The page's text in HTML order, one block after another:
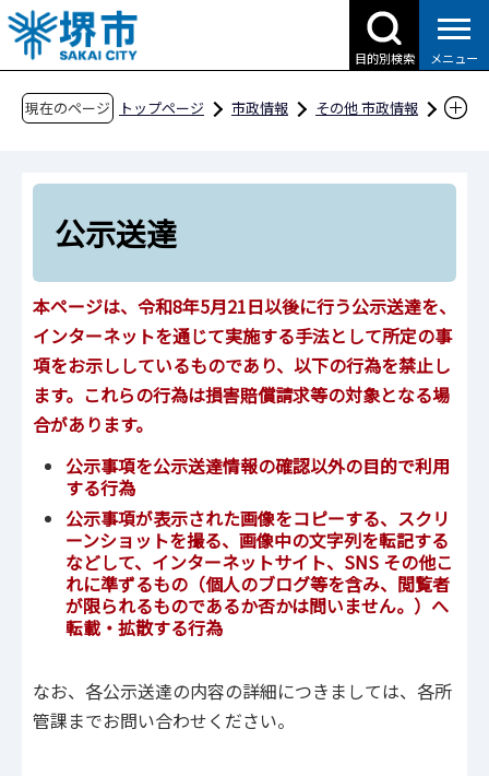
こ
の
ペ
目的別検索 メニュー
現在のページ トップページ 市政情報
その他 市政情報
公示送達
本ページは、令和8年5月21日以後に行う公示送達を、
インターネットを通じて実施する手法として所定の事
項をお示ししているものであり、以下の行為を禁止し
ます。 これらの行為は損害賠償請求等の対象となる場
合があります。
公示事項を公示送達情報の確認以外の目的で利用
する行為
公示事項が表示された画像をコピーする、スクリ
ーンショットを撮る、画像中の文字列を転記する
などして、インターネットサイト、SNS その他こ
れに準ずるもの（個人のブログ等を含み、閲覧者
が限られるものであるか否かは問いません。）へ
転載・拡散する行為
なお、各公示送達の内容の詳細につきましては、各所
管課までお問い合わせください。